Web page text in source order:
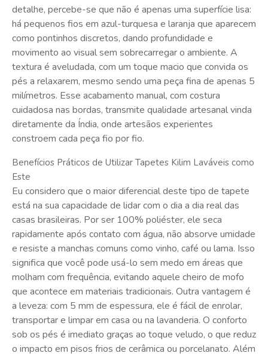
detalhe, percebe-se que não é apenas uma superfície lisa:
há pequenos fios em azul-turquesa e laranja que aparecem
como pontinhos discretos, dando profundidade e
movimento ao visual sem sobrecarregar o ambiente. A
textura é aveludada, com um toque macio que convida os
pés a relaxarem, mesmo sendo uma peça fina de apenas 5
milímetros. Esse acabamento manual, com costura
cuidadosa nas bordas, transmite qualidade artesanal vinda
diretamente da Índia, onde artesãos experientes
constroem cada peça fio por fio.
Benefícios Práticos de Utilizar Tapetes Kilim Laváveis como
Este
Eu considero que o maior diferencial deste tipo de tapete
está na sua capacidade de lidar com o dia a dia real das
casas brasileiras. Por ser 100% poliéster, ele seca
rapidamente após contato com água, não absorve umidade
e resiste a manchas comuns como vinho, café ou lama. Isso
significa que você pode usá-lo sem medo em áreas que
molham com frequência, evitando aquele cheiro de mofo
que acontece em materiais tradicionais. Outra vantagem é
a leveza: com 5 mm de espessura, ele é fácil de enrolar,
transportar e limpar em casa ou na lavanderia. O conforto
sob os pés é imediato graças ao toque veludo, o que reduz
o impacto em pisos frios de cerâmica ou porcelanato. Além